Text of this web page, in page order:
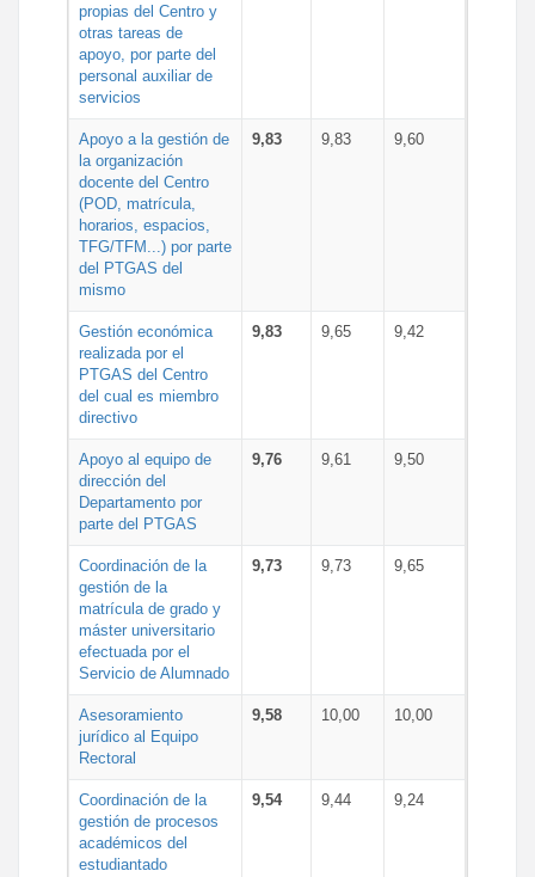
propias del Centro y
otras tareas de
apoyo, por parte del
personal auxiliar de
servicios
Apoyo a la gestión de
la organización
docente del Centro
(POD, matrícula,
horarios, espacios,
TFG/TFM...) por parte
del PTGAS del
mismo
9,83 9,83 9,60
Gestión económica
realizada por el
PTGAS del Centro
del cual es miembro
directivo
9,83 9,65 9,42
Apoyo al equipo de
dirección del
Departamento por
parte del PTGAS
9,76 9,61 9,50
Coordinación de la
gestión de la
matrícula de grado y
máster universitario
efectuada por el
Servicio de Alumnado
9,73 9,73 9,65
Asesoramiento
jurídico al Equipo
Rectoral
9,58 10,00 10,00
Coordinación de la
gestión de procesos
académicos del
estudiantado
9,54 9,44 9,24